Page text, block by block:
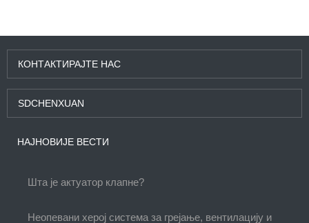
КОНТАКТИРАЈТЕ НАС
SDCHENXUAN
НАЈНОВИЈЕ ВЕСТИ
Шта је актуатор клапне?
Неопевани херој система за грејање, вентилацију и